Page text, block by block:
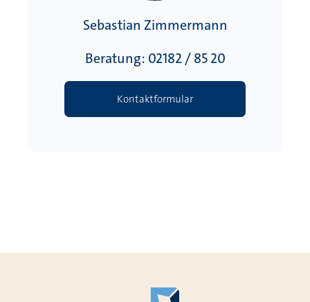
Sebastian Zimmermann
Beratung: 02182 / 85 20
Kontaktformular